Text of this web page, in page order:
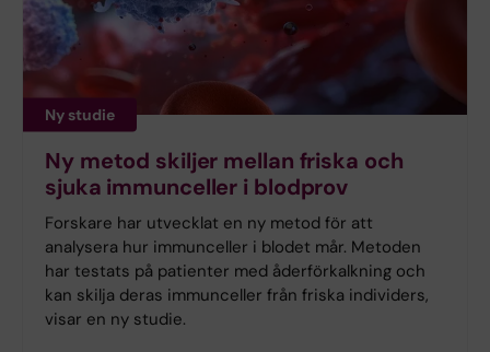
Ny studie
Ny metod skiljer mellan friska och
sjuka immunceller i blodprov
Forskare har utvecklat en ny metod för att
analysera hur immunceller i blodet mår. Metoden
har testats på patienter med åderförkalkning och
kan skilja deras immunceller från friska individers,
visar en ny studie.